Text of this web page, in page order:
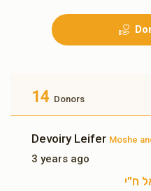
14 Donors
Devoiry Leifer Moshe
3 years ago